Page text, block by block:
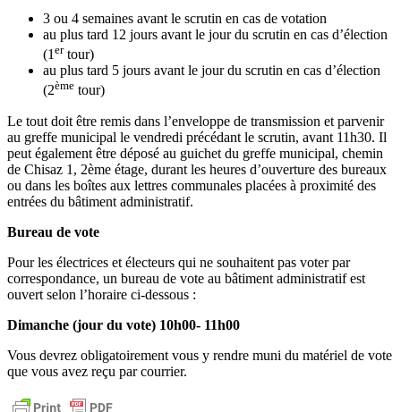
3 ou 4 semaines avant le scrutin en cas de votation
au plus tard 12 jours avant le jour du scrutin en cas d’élection
(1 ertour)
au plus tard 5 jours avant le jour du scrutin en cas d’élection
(2ème tour)
Le tout doit être remis dans l’enveloppe de transmission et parvenir
au greffe municipal le vendredi précédant le scrutin, avant 11h30. Il
peut également être déposé au guichet du greffe municipal, chemin
de Chisaz 1, 2ème étage, durant les heures d’ouverture des bureaux
ou dans les boîtes aux lettres communales placées à proximité des
entrées du bâtiment administratif.
Bureau de vote
Pour les électrices et électeurs qui ne souhaitent pas voter par
correspondance, un bureau de vote au bâtiment administratif est
ouvert selon l’horaire ci-dessous :
Dimanche (jour du vote) 10h00- 11h00
Vous devrez obligatoirement vous y rendre muni du matériel de vote
que vous avez reçu par courrier.